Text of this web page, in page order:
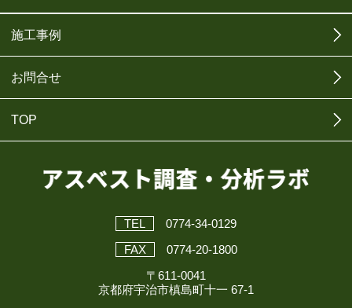
施工事例
お問合せ
TOP
TEL
0774-34-0129
FAX
0774-20-1800
〒611-0041
京都府宇治市槙島町十一 67-1